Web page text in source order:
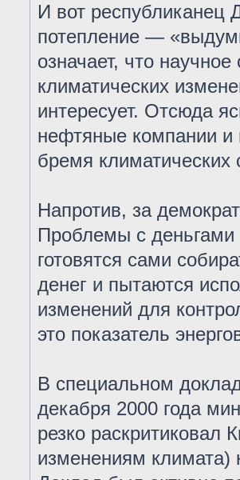
И вот республиканец
потепление —
означает, что
климатических
интересует. Отсюда
нефтяные компании
бремя климатических
Напротив, за
Проблемы с деньгами
готовятся сами
денег и пытаются
изменений для
это показатель
В специальном
декабря 2000 года
резко раскритиковал
изменениям климата)